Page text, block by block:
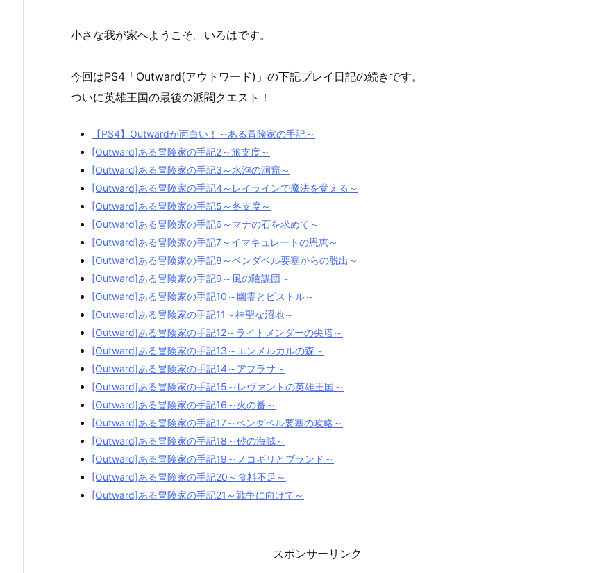
小さな我が家へようこそ。いろはです。
今回はPS4「Outward(アウトワード)」の下記プレイ日記の続きです。
ついに英雄王国の最後の派閥クエスト！
【PS4】Outwardが面白い！～ある冒険家の手記～
[Outward]ある冒険家の手記2～旅支度～
[Outward]ある冒険家の手記3～水泡の洞窟～
[Outward]ある冒険家の手記4～レイラインで魔法を覚える～
[Outward]ある冒険家の手記5～冬支度～
[Outward]ある冒険家の手記6～マナの石を求めて～
[Outward]ある冒険家の手記7～イマキュレートの恩恵～
[Outward]ある冒険家の手記8～ベンダベル要塞からの脱出～
[Outward]ある冒険家の手記9～風の陰謀団～
[Outward]ある冒険家の手記10～幽霊とピストル～
[Outward]ある冒険家の手記11～神聖な沼地～
[Outward]ある冒険家の手記12～ライトメンダーの尖塔～
[Outward]ある冒険家の手記13～エンメルカルの森～
[Outward]ある冒険家の手記14～アブラサ～
[Outward]ある冒険家の手記15～レヴァントの英雄王国～
[Outward]ある冒険家の手記16～火の番～
[Outward]ある冒険家の手記17～ベンダベル要塞の攻略～
[Outward]ある冒険家の手記18～砂の海賊～
[Outward]ある冒険家の手記19～ノコギリとブランド～
[Outward]ある冒険家の手記20～食料不足～
[Outward]ある冒険家の手記21～戦争に向けて～
スポンサーリンク